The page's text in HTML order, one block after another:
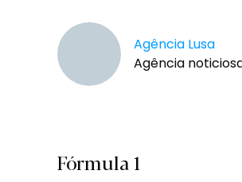
Agência Lusa
Agência
Fórmula 1